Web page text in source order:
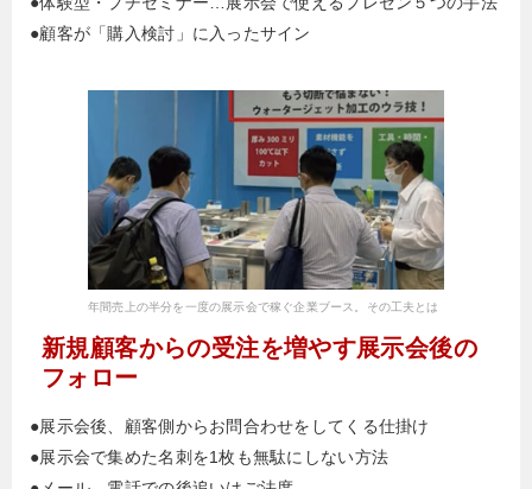
●顧客が「購入検討」に入ったサイン
年間売上の半分を一度の展示会で稼ぐ企業ブース。その工夫とは
新規顧客からの受注を増やす展示会後の
フォロー
●展示会後、顧客側からお問合わせをしてくる仕掛け
●展示会で集めた名刺を1枚も無駄にしない方法